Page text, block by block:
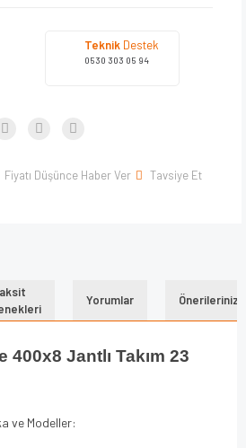
Teknik Destek
0530 303 05 94
Fiyatı Düşünce Haber Ver Tavsiye Et
Yorumlar Önerileriniz
Jantlı Takım 23
ve Modeller: